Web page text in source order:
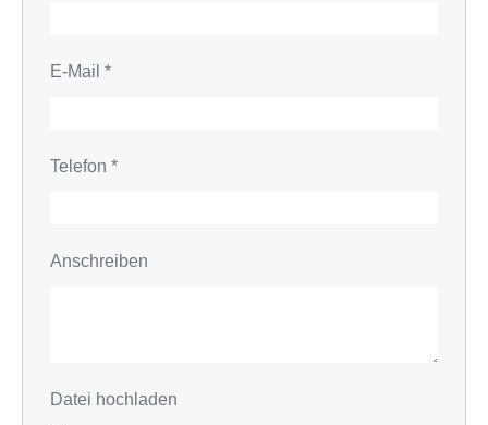
E-Mail *
Telefon *
Anschreiben
Datei hochladen